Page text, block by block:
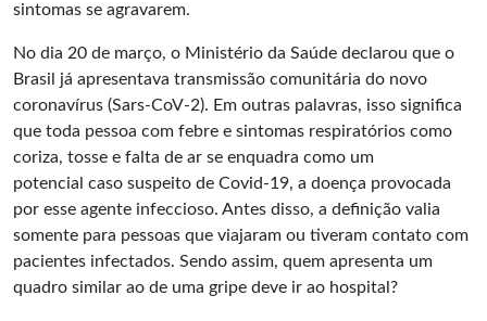
sintomas se agravarem.
No dia 20 de março, o Ministério da Saúde declarou que o
Brasil já apresentava transmissão comunitária do novo
coronavírus (Sars-CoV-2). Em outras palavras, isso significa
que toda pessoa com febre e sintomas respiratórios como
coriza, tosse e falta de ar se enquadra como um
potencial caso suspeito de Covid-19, a doença provocada
por esse agente infeccioso. Antes disso, a definição valia
somente para pessoas que viajaram ou tiveram contato com
pacientes infectados. Sendo assim, quem apresenta um
quadro similar ao de uma gripe deve ir ao hospital?